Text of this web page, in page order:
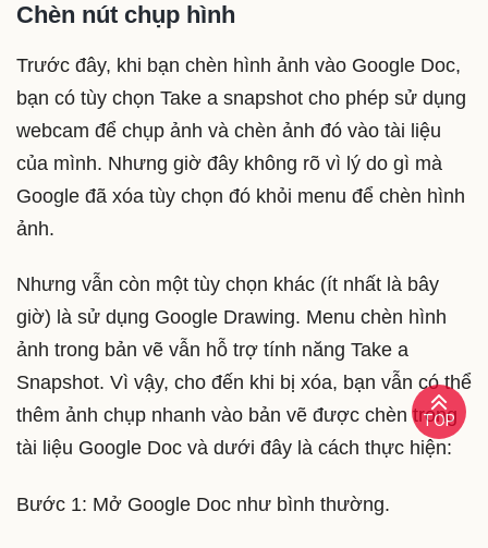
Chèn nút chụp hình
Trước đây, khi bạn chèn hình ảnh vào Google Doc,
bạn có tùy chọn Take a snapshot cho phép sử dụng
webcam để chụp ảnh và chèn ảnh đó vào tài liệu
của mình. Nhưng giờ đây không rõ vì lý do gì mà
Google đã xóa tùy chọn đó khỏi menu để chèn hình
ảnh.
Nhưng vẫn còn một tùy chọn khác (ít nhất là bây
giờ) là sử dụng Google Drawing. Menu chèn hình
ảnh trong bản vẽ vẫn hỗ trợ tính năng Take a
Snapshot. Vì vậy, cho đến khi bị xóa, bạn vẫn có thể
thêm ảnh chụp nhanh vào bản vẽ được chèn trong
tài liệu Google Doc và dưới đây là cách thực hiện:
Bước 1: Mở Google Doc như bình thường.
TOP